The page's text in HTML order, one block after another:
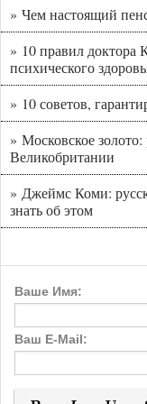
» Чем настоящий
» 10 правил доктора
психического
» 10 советов,
» Московское
Великобритании
» Джеймс Коми:
знать об этом
Ваше Имя:
Ваш E-Mail: